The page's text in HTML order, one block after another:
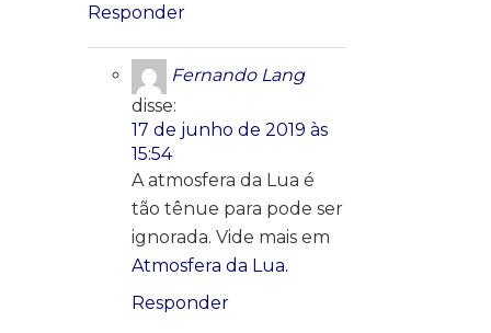
Responder
Fernando Lang
disse:
17 de junho de 2019 às
15:54
A atmosfera da Lua é
tão tênue para pode ser
ignorada. Vide mais em
Atmosfera da Lua.
Responder